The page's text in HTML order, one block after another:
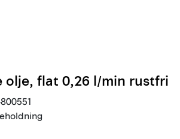
olje, flat 0,26 l/min rustfri